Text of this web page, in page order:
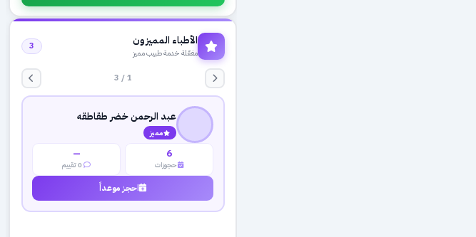
الأطباء المميزون
مفعّلة خدمة طبيب مميز
3
1 / 3
عبد الرحمن خضر طقاطقه
مميز
6
حجوزات
—
احجز موعداً